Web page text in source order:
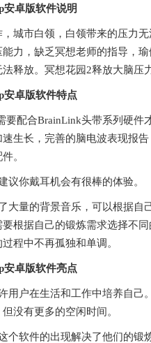
安卓版软件说明
市白领，白领带来的压力无
力，缺乏冥想老师的指导，
释放。冥想花园2释放大脑压
安卓版软件特点
配合BrainLink头带系列硬件
速生长，完善的脑电波表现报
。
你戴耳机会有很棒的体验。
量的背景音乐，可以根据自己
根据自己的锻炼需求选择不
程中不再孤独和单调。
安卓版软件亮点
户在生活和工作中培养自己
没有更多的空闲时间。
软件的出现解决了他们的锻